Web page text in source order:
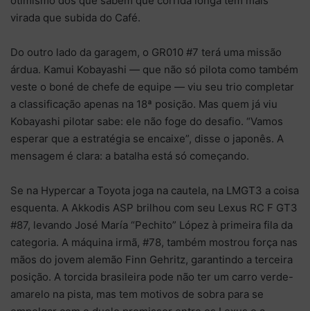
virada que subida do Café.
Do outro lado da garagem, o GR010 #7 terá uma missão
árdua. Kamui Kobayashi — que não só pilota como também
veste o boné de chefe de equipe — viu seu trio completar
a classificação apenas na 18ª posição. Mas quem já viu
Kobayashi pilotar sabe: ele não foge do desafio. “Vamos
esperar que a estratégia se encaixe”, disse o japonês. A
mensagem é clara: a batalha está só começando.
Se na Hypercar a Toyota joga na cautela, na LMGT3 a coisa
esquenta. A Akkodis ASP brilhou com seu Lexus RC F GT3
#87, levando José María “Pechito” López à primeira fila da
categoria. A máquina irmã, #78, também mostrou força nas
mãos do jovem alemão Finn Gehritz, garantindo a terceira
posição. A torcida brasileira pode não ter um carro verde-
amarelo na pista, mas tem motivos de sobra para se